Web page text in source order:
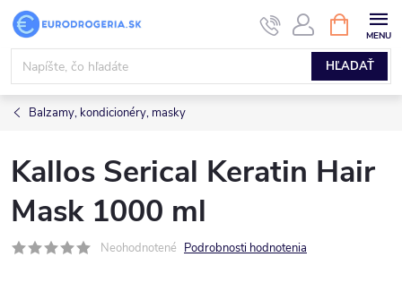
Prejsť
obsah
HĽADAŤ
KOŠÍK
Balzamy, kondicionéry, masky
Kallos Serical Keratin Hair
Mask 1000 ml
Neohodnotené Podrobnosti hodnotenia